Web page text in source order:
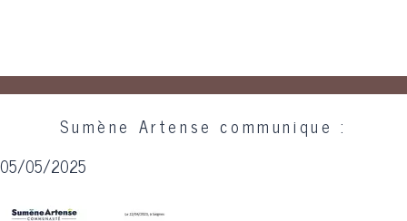
Sumène Artense communique :
05/05/2025